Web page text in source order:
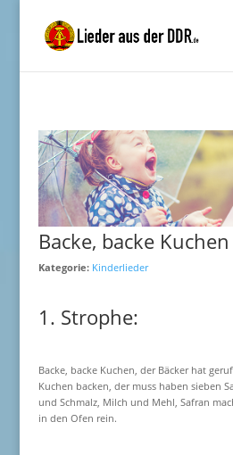
Backe, backe Kuchen
Kategorie: Kinderlieder
1. Strophe:
Backe, backe Kuchen, der Bäcker hat
Kuchen backen, der muss haben sieben
und Schmalz, Milch und Mehl, Safran
in den Ofen rein.